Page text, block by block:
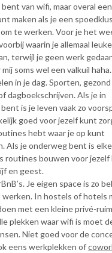
van wifi, maar overal
maken als je een
te werken. Voor je het
waarin je allemaal
terwijl je geen werk
soms wel een valkuil haha.
in je dag. Sporten,
dagboekschrijven. Als je in
is je leven vaak zo
goed voor jezelf kunt
hebt waar je op kunt
Als je onderweg bent is
routines bouwen voor
en geest.
Je eigen space is zo
werken. In hostels of hotels
met een kleine privé-
plekken waar wifi is moet
Niet goed voor de
eens werkplekken of